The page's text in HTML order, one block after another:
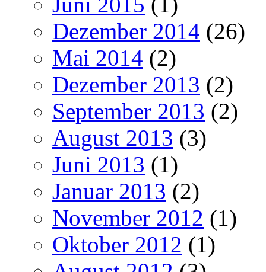
Dezember 2014 (26)
Mai 2014 (2)
Dezember 2013 (2)
September 2013 (2)
August 2013 (3)
Juni 2013 (1)
Januar 2013 (2)
November 2012 (1)
Oktober 2012 (1)